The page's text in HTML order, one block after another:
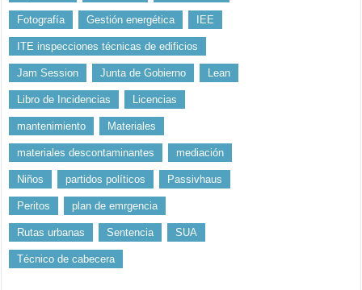
Fotografía Gestión energética IEE
ITE inspecciones técnicas de edificios
Jam Session Junta de Gobierno Lean
Libro de Incidencias Licencias
mantenimiento Materiales
materiales descontaminantes mediación
Niños partidos políticos Passivhaus
Peritos plan de emrgencia
Rutas urbanas Sentencia SUA
Técnico de cabecera